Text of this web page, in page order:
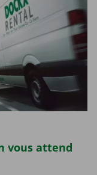
vous attend